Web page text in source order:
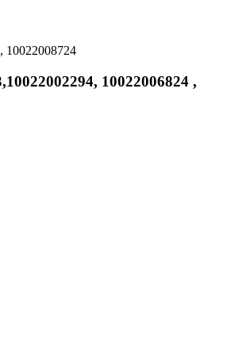
10022008724
10022006824 ,